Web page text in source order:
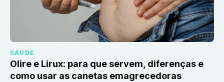
SAÚDE
Olire e Lirux: para que servem, diferenças e
como usar as canetas emagrecedoras